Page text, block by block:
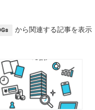
から関連する記事を表示